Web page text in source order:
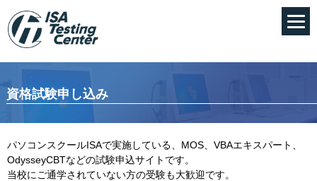
資格試験申し込み
パソコンスクールISAで実施している、MOS、VBAエキスパート、
OdysseyCBTなどの試験申込サイトです。
当校にご通学されていない方の受験も大歓迎です。